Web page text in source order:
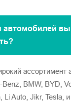
автомобилей
ассортимент
BMW, BYD,
Li Auto, Jikr, Tesla,